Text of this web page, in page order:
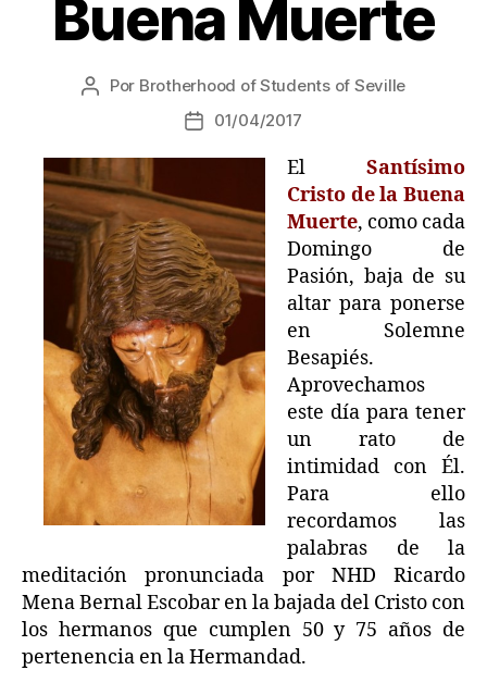
Buena Muerte
Por Brotherhood of Students of Seville
01/04/2017
El Santísimo
Cristo de la Buena
Muerte, como cada
Domingo de
Pasión, baja de su
altar para ponerse
en Solemne
Besapiés.
Aprovechamos
este día para tener
un rato de
intimidad con Él.
Para ello
recordamos las
palabras de la
meditación pronunciada por NHD Ricardo
Mena Bernal Escobar en la bajada del Cristo con
los hermanos que cumplen 50 y 75 años de
pertenencia en la Hermandad.